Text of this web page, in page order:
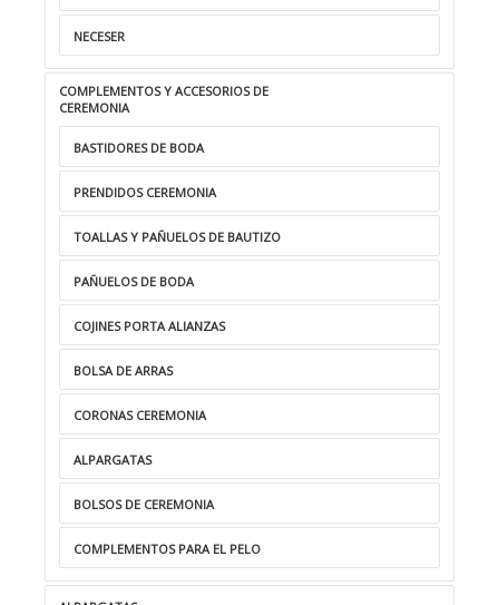
NECESER
COMPLEMENTOS Y ACCESORIOS DE
CEREMONIA
BASTIDORES DE BODA
PRENDIDOS CEREMONIA
TOALLAS Y PAÑUELOS DE BAUTIZO
PAÑUELOS DE BODA
COJINES PORTA ALIANZAS
BOLSA DE ARRAS
CORONAS CEREMONIA
ALPARGATAS
BOLSOS DE CEREMONIA
COMPLEMENTOS PARA EL PELO